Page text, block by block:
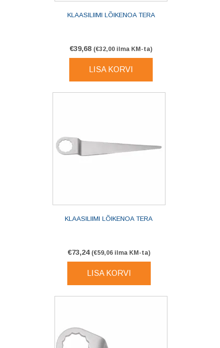
KLAASILIIMI LÕIKENOA TERA
€39,68 (€32,00 ilma KM-ta)
LISA KORVI
KLAASILIIMI LÕIKENOA TERA
€73,24 (€59,06ilma KM-ta)
LISA KORVI